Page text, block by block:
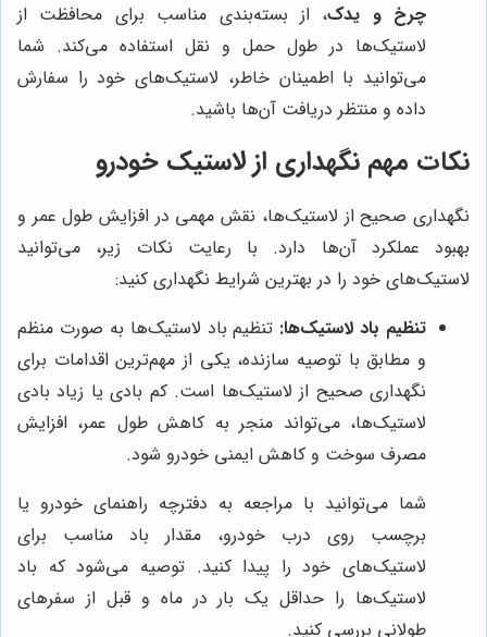
چرخ و یدک، از بسته‌بندی مناسب برای محافظت از
لاستیک‌ها در طول حمل و نقل استفاده می‌کند. شما
می‌توانید با اطمینان خاطر، لاستیک‌های خود را سفارش
داده و منتظر دریافت آن‌ها باشید.
نکات مهم نگهداری از لاستیک خودرو
نگهداری صحیح از لاستیک‌ها، نقش مهمی در افزایش طول عمر و
بهبود عملکرد آن‌ها دارد. با رعایت نکات زیر، می‌توانید
لاستیک‌های خود را در بهترین شرایط نگهداری کنید:
تنظیم باد لاستیک‌ها: تنظیم باد لاستیک‌ها به صورت منظم
و مطابق با توصیه سازنده، یکی از مهم‌ترین اقدامات برای
نگهداری صحیح از لاستیک‌ها است. کم بادی یا زیاد بادی
لاستیک‌ها، می‌تواند منجر به کاهش طول عمر، افزایش
مصرف سوخت و کاهش ایمنی خودرو شود.
شما می‌توانید با مراجعه به دفترچه راهنمای خودرو یا
برچسب روی درب خودرو، مقدار باد مناسب برای
لاستیک‌های خود را پیدا کنید. توصیه می‌شود که باد
لاستیک‌ها را حداقل یک بار در ماه و قبل از سفرهای
طولانی بررسی کنید.